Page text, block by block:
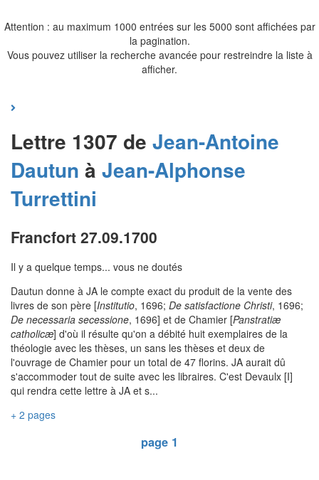
Attention : au maximum 1000 entrées sur les 5000 sont affichées par
la pagination.
Vous pouvez utiliser la recherche avancée pour restreindre la liste à
afficher.
Lettre 1307 de Jean-Antoine
Dautun à Jean-Alphonse
Turrettini
Francfort 27.09.1700
Il y a quelque temps... vous ne doutés
Dautun donne à JA le compte exact du produit de la vente des
livres de son père [Institutio, 1696; De satisfactione Christi, 1696;
De necessaria secessione, 1696] et de Chamier [Panstratiæ
catholicæ] d'où il résulte qu'on a débité huit exemplaires de la
théologie avec les thèses, un sans les thèses et deux de
l'ouvrage de Chamier pour un total de 47 florins. JA aurait dû
s'accommoder tout de suite avec les libraires. C'est Devaulx [I]
qui rendra cette lettre à JA et s...
+ 2 pages
page 1